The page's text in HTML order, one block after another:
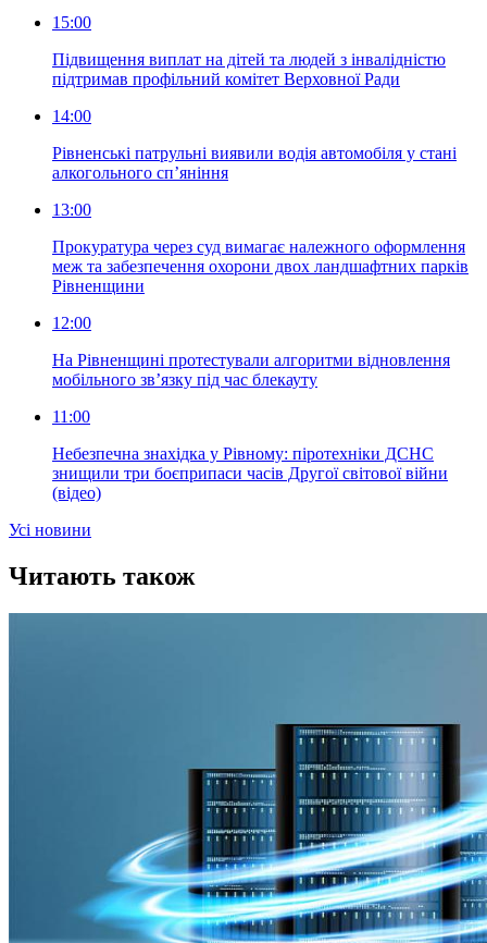
15:00
Підвищення виплат на дітей та людей з інвалідністю
підтримав профільний комітет Верховної Ради
14:00
Рівненські патрульні виявили водія автомобіля у стані
алкогольного сп’яніння
13:00
Прокуратура через суд вимагає належного оформлення
меж та забезпечення охорони двох ландшафтних парків
Рівненщини
12:00
На Рівненщині протестували алгоритми відновлення
мобільного зв’язку під час блекауту
11:00
Небезпечна знахідка у Рівному: піротехніки ДСНС
знищили три боєприпаси часів Другої світової війни
(відео)
Усi новини
Читають також